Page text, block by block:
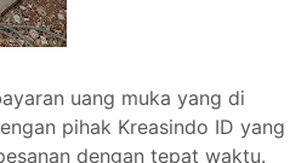
uang muka yang di
pihak Kreasindo ID yang
dengan tepat waktu.